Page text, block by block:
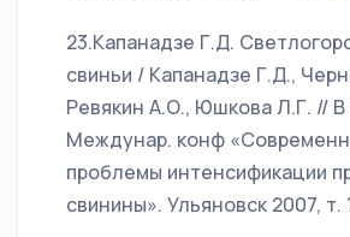
23.Капанадзе Г.Д.
свиньи / Капанадзе Г.Д.,
Ревякин А.О., Юшкова Л.Г. // В
Междунар. конф
проблемы интенсификации
свинины». Ульяновск 2007, т.